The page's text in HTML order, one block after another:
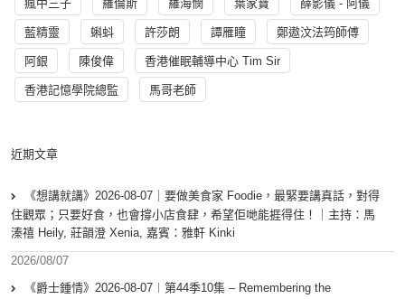
瘋中三子 羅倫斯 羅海憫 葉家寶 薛影儀 - 阿儀
藍精靈 蝌蚪 許莎朗 譚雁瞳 鄭遨汶法筠師傅
阿銀 陳俊偉 香港催眠輔導中心 Tim Sir
香港記憶學院總監 馬哥老師
近期文章
《想講就講》2026-08-07｜要做美食家 Foodie，最緊要講真話，對得
住觀眾；只要好食，也會撐小店食肆，希望佢哋能捱得住！｜主持：馬
溱禧 Heily, 莊韻澄 Xenia, 嘉賓：雅軒 Kinki
2026/08/07
《爵士鍾情》2026-08-07︱第44季10集 – Remembering the